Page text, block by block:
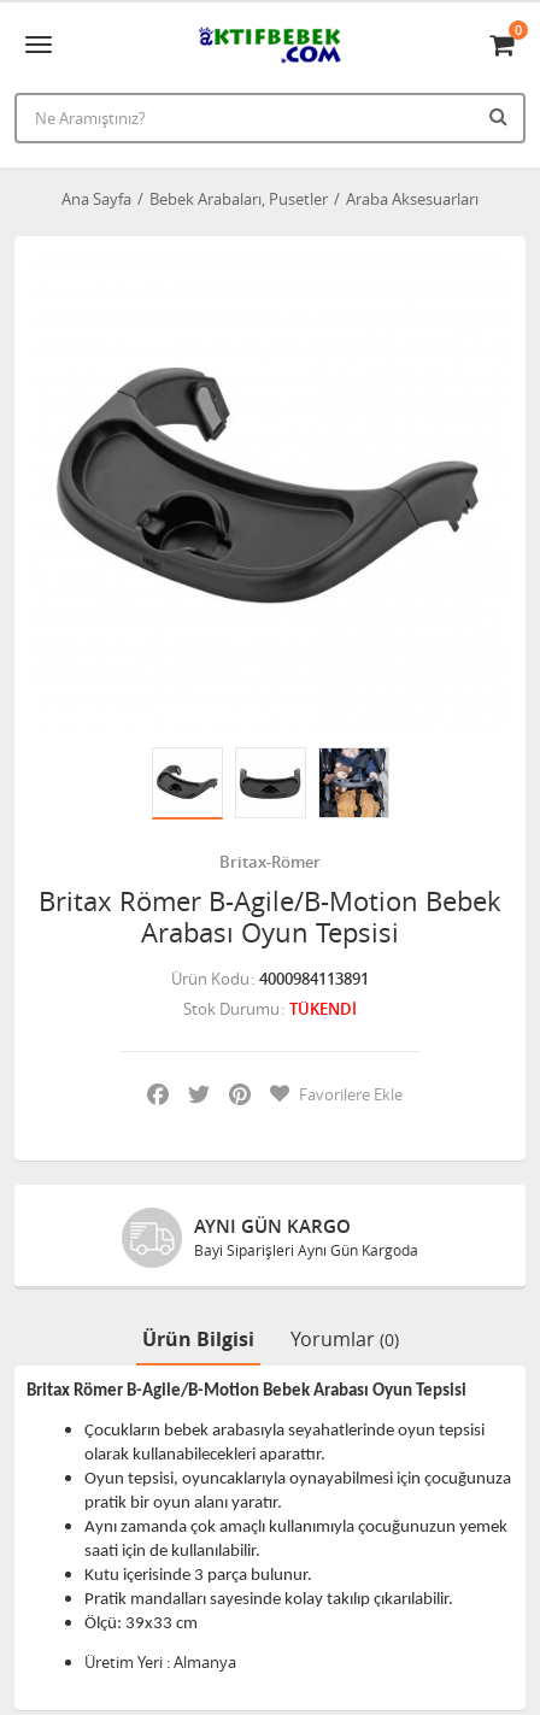
0
Ana Sayfa Bebek Arabaları, Pusetler Araba Aksesuarları
Britax-Römer
Britax Römer B-Agile/B-Motion Bebek
Arabası Oyun Tepsisi
Ürün Kodu 4000984113891
Stok Durumu TÜKENDİ
Facebook
Twitter PinterestFavorilere Ekle
AYNI GÜN KARGO
Bayi Siparişleri Aynı Gün Kargoda
Ürün Bilgisi Yorumlar (0)
Britax Römer B-Agile/B-Motion Bebek Arabası Oyun Tepsisi
Çocukların bebek arabasıyla seyahatlerinde oyun tepsisi
olarak kullanabilecekleri aparattır.
Oyun tepsisi, oyuncaklarıyla oynayabilmesi için çocuğunuza
pratik bir oyun alanı yaratır.
Aynı zamanda çok amaçlı kullanımıyla çocuğunuzun yemek
saati için de kullanılabilir.
Kutu içerisinde 3 parça bulunur.
Pratik mandalları sayesinde kolay takılıp çıkarılabilir.
Ölçü: 39x33 cm
Üretim Yeri : Almanya